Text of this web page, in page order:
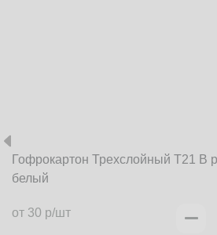
Гофрокартон Трехслойный Т21 B
белый
от 30 р/шт